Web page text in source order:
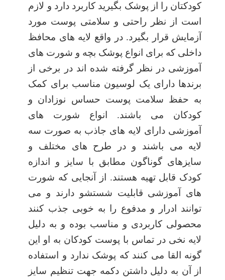
کودکتان را از پوشک بگیرید کاربرد دارد و لازم
است از نظر راحتی و سلامتی پوست مورد
آزمایش قرار بگیرد. در واقع لایه های محافظ
داخلی که برای انواع پوشک بچه و شورت های
آموزشی در نظر گرفته شده اند در برخی از
برندها دارای یک لوسیون مناسب برای کمک
به حفظ سلامت پوست حساس نوزادان و
کودکان می باشند. انواع شورت های
آموزشی دارای لایه های جاذب به صورت سه
لایه می باشند و در طرح های مختلف و
سایزهای گوناگون مطابق با سایز و اندازه
کودک قابل تهیه هستند. از آنجایی که شورت
های آموزشی قابلیت شستشو دارند و می
توانند ادرار و مدفوع را به خوبی جذب کنند
محصولی کاربردی و مناسب بوده و به دلیل
لایه نخی در تماس با پوست کودکان به او این
گونه القا می کنند که پوشک ندارد و استفاده
از آن به دلیل داشتن دکمه جهت تنظیم سایز